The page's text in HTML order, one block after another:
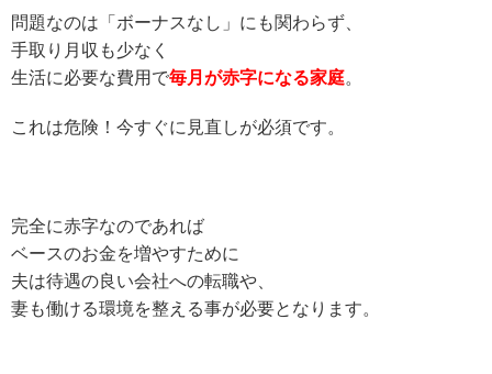
問題なのは「ボーナスなし」にも関わらず、
手取り月収も少なく
生活に必要な費用で毎月が赤字になる家庭。
これは危険！今すぐに見直しが必須です。
完全に赤字なのであれば
ベースのお金を増やすために
夫は待遇の良い会社への転職や、
妻も働ける環境を整える事が必要となります。